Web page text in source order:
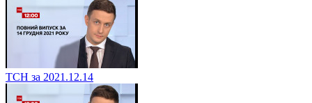
ТСН за 2021.12.14